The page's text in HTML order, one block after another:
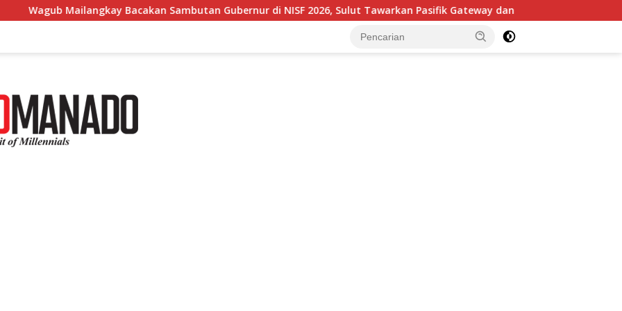
Bacakan Sambutan Gubernur di NISF 2026, Sulut Tawarkan Pasifik Gateway dan Hilirisasi Kelapa ke Investor